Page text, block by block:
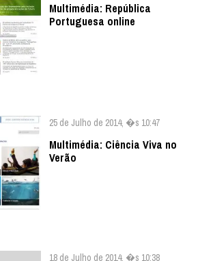
Multimédia: República
Portuguesa online
25 de Julho de 2014, �s 10:47
Multimédia: Ciência Viva no
Verão
18 de Julho de 2014, �s 10:38